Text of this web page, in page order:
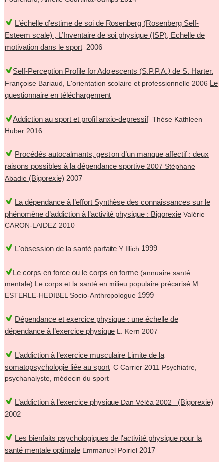
L’échelle d’estime de soi de Rosenberg (Rosenberg Self-
Esteem scale) , L’Inventaire de soi physique (ISP), Echelle de
motivation dans le sport 2006
Self-Perception Profile for Adolescents (S.P.P.A.) de S. Harter.
Françoise Bariaud, L'orientation scolaire et professionnelle 2006 Le
questionnaire en téléchargement
Addiction au sport et profil anxio-depressifThèse Kathleen
Huber 2016
Procédés autocalmants, gestion d’un manque affectif : deux
raisons possibles à la dépendance sportive 2007 Stéphane
Abadie (Bigorexie) 2007
La dépendance à l’effort Synthèse des connaissances sur le
phénomène d’addiction à l’activité physique : Bigorexie Valérie
CARON‐LAIDEZ 2010
L'obsession de la santé parfaite Y Illich 1999
Le corps en force ou le corps en forme (annuaire santé
mentale) Le corps et la santé en milieu populaire précarisé M
ESTERLE-HEDIBEL Socio-Anthropologue 1999
Dépendance et exercice physique : une échelle de
dépendance à l’exercice physique L. Kern 2007
L’addiction à l’exercice musculaire Limite de la
somatopsychologie liée au sport C Carrier 2011 Psychiatre,
psychanalyste, médecin du sport
L’addiction à l’exercice physique Dan Véléa 2002 (Bigorexie)
2002
Les bienfaits psychologiques de l'activité physique pour la
santé mentale optimale Emmanuel Poiriel 2017